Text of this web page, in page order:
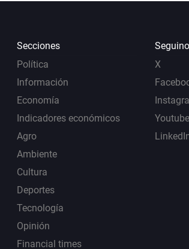
Secciones
Política
Información
Economía
Indicadores económicos
Agro
Ambiente
Cultura
Deportes
Tecnología
Opinión
Financial times
X
Youtube